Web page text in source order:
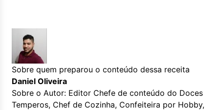
Sobre quem preparou o conteúdo dessa receita
Daniel Oliveira
Sobre o Autor: Editor Chefe de conteúdo do Doces
Temperos, Chef de Cozinha, Confeiteira por Hobby,